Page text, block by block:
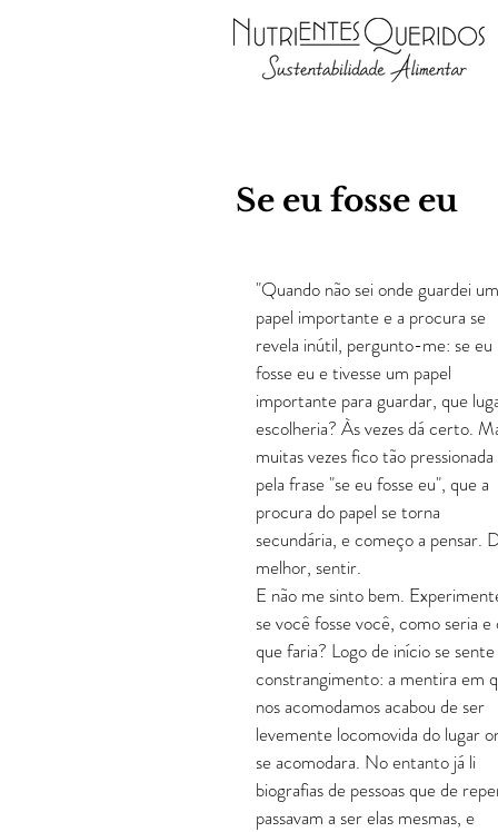
Se eu fosse eu
"Quando não sei onde guardei um
papel importante e a procura se
revela inútil, pergunto-me: se eu
fosse eu e tivesse um papel
importante para guardar, que
escolheria? Às vezes dá certo.
muitas vezes fico tão pressionada
pela frase "se eu fosse eu", que a
procura do papel se torna
secundária, e começo a pensar.
melhor, sentir.
E não me sinto bem.
se você fosse você, como seria e
que faria? Logo de início se
constrangimento: a mentira em
nos acomodamos acabou de ser
levemente locomovida do lugar
se acomodara. No entanto já li
biografias de pessoas que de
passavam a ser elas mesmas, e